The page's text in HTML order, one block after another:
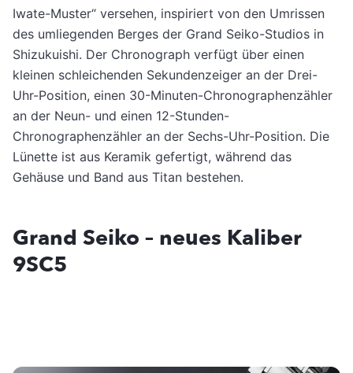
Iwate-Muster“ versehen, inspiriert von den Umrissen
des umliegenden Berges der Grand Seiko-Studios in
Shizukuishi. Der Chronograph verfügt über einen
kleinen schleichenden Sekundenzeiger an der Drei-
Uhr-Position, einen 30-Minuten-Chronographenzähler
an der Neun- und einen 12-Stunden-
Chronographenzähler an der Sechs-Uhr-Position. Die
Lünette ist aus Keramik gefertigt, während das
Gehäuse und Band aus Titan bestehen.
Grand Seiko – neues Kaliber
9SC5